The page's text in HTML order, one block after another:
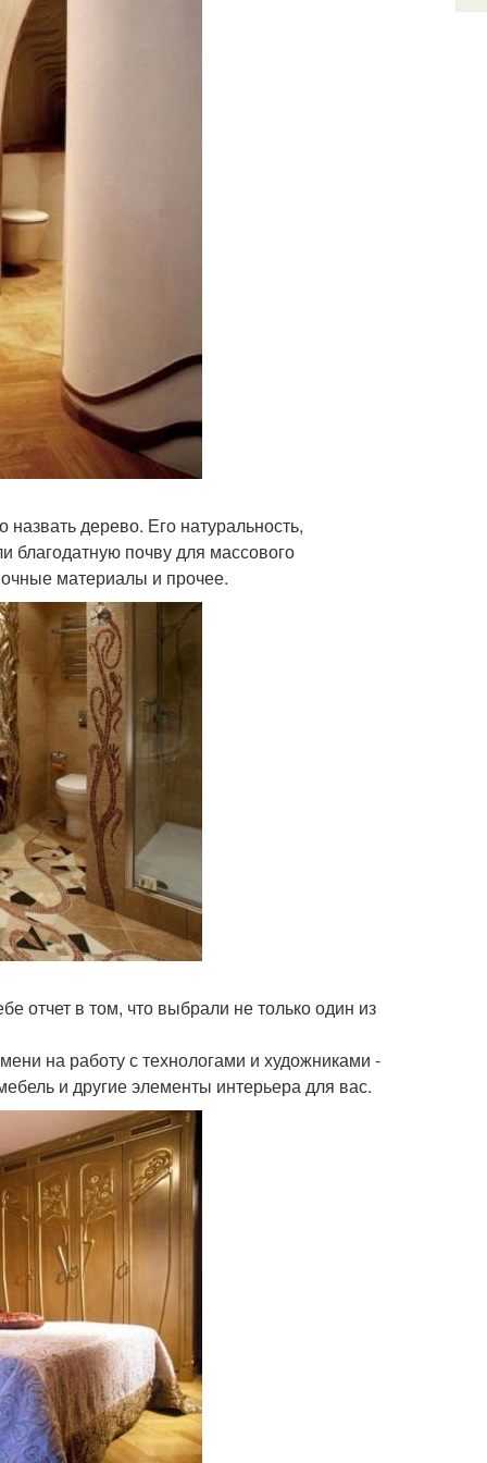
дерево. Его натуральность,
благодатную почву для массового
материалы и прочее.
отчет в том, что выбрали не только один из
на работу с технологами и художниками -
и другие элементы интерьера для вас.